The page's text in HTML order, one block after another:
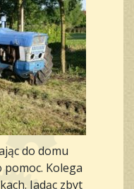
do domu
Kolega
Jadąc zbyt